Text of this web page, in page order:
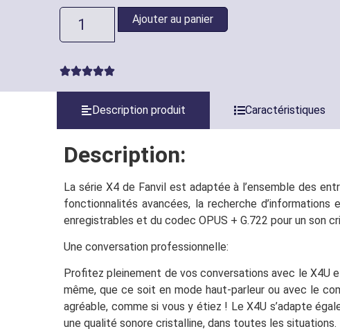
Ajouter au panier
Description produit Caractéristiques
Description:
La série X4 de Fanvil est adaptée à l’ensemble des
fonctionnalités avancées, la recherche
enregistrables et du codec OPUS + G.722 pour un son
Une conversation professionnelle:
Profitez pleinement de vos conversations avec le X4U
même, que ce soit en mode haut-parleur ou avec le
agréable, comme si vous y étiez ! Le X4U s’adapte
une qualité sonore cristalline, dans toutes les situations.